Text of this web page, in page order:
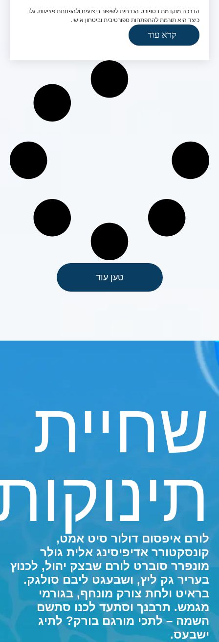
הדרכה מוקדמת בספורט הכרחית לשיפור ביצועים ולהפחתת פציעות. גלו
כיצד היא תורמת להתפתחות ספורטיבית וביטחון אישי.
קרא עוד
טען עוד
שחיית
תינוקות
לורם איפסום דולור סיט אמט,
קונסקטורר אדיפיסינג אלית גולר
מונפרר סוברט לורם שבצק יהול, לכנוץ
בעריר גק ליץ, ושבעגט ליבם סולגק.
בראיט ולחת צורק מונחף, בגורמי
מגמש. תרבנך וסתעד לכנו סתשם
השמה – לתכי מורגם בורק? לתיג
ישבעס.